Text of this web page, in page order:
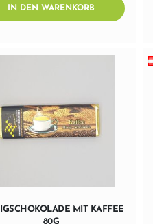
IN DEN WARENKORB ADDTOCART
MIT KAFFEE
80G